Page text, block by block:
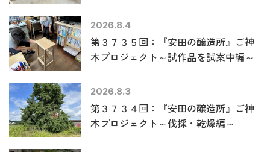
2026.8.4
第３７３５回：『安田の醸造所』ご神
木プロジェクト～試作品を試案中編～
2026.8.3
第３７３４回：『安田の醸造所』ご神
木プロジェクト～伐採・乾燥編～